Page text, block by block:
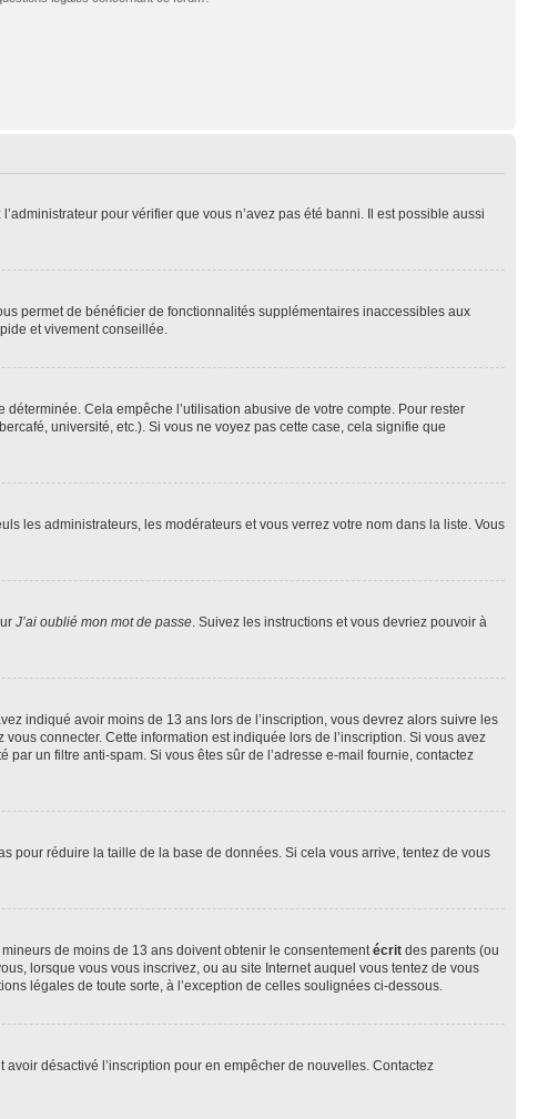
pour vérifier que vous n’avez pas été banni. Il est possible aussi
permet de bénéficier de fonctionnalités supplémentaires inaccessibles aux
et vivement conseillée.
Cela empêche l’utilisation abusive de votre compte. Pour rester
université, etc.). Si vous ne voyez pas cette case, cela signifie que
les administrateurs, les modérateurs et vous verrez votre nom dans la liste. Vous
J’ai oublié mon mot de passe. Suivez les instructions et vous devriez pouvoir à
indiqué avoir moins de 13 ans lors de l’inscription, vous devrez alors suivre les
connecter. Cette information est indiquée lors de l’inscription. Si vous avez
un filtre anti-spam. Si vous êtes sûr de l’adresse e-mail fournie, contactez
pour réduire la taille de la base de données. Si cela vous arrive, tentez de vous
de moins de 13 ans doivent obtenir le consentementécrit des parents (ou
lorsque vous vous inscrivez, ou au site Internet auquel vous tentez de vous
légales de toute sorte, à l’exception de celles soulignées ci-dessous.
désactivé l’inscription pour en empêcher de nouvelles. Contactez